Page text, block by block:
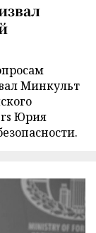
Минкульт
Юрия